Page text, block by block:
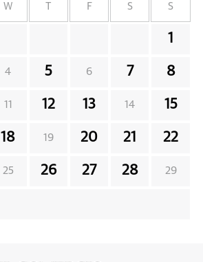
W F S S
1
4 5 6 7 8
11 12 13 14 15
18 19 20 21 22
25 26 27 28 29